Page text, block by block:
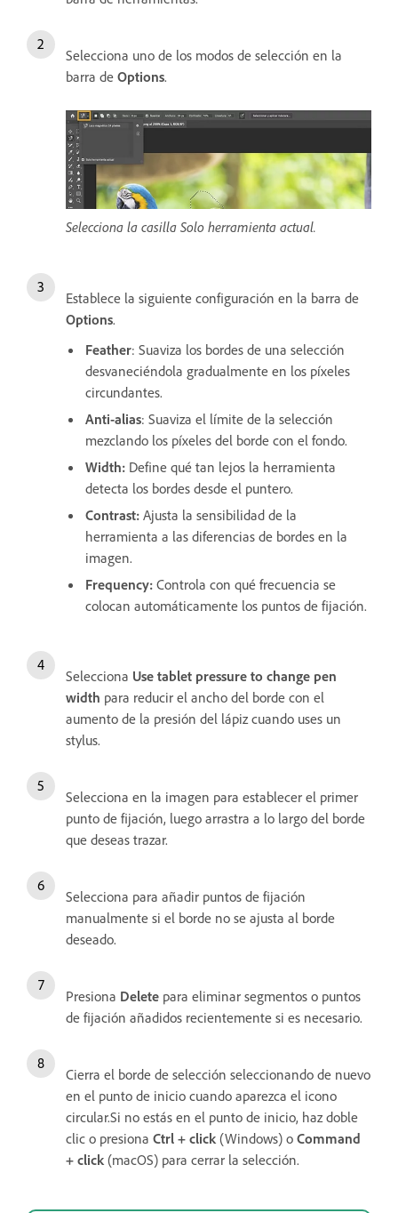
Selecciona uno de los modos de selección en la
barra de Options.
Selecciona la casilla Solo herramienta actual.
Establece la siguiente configuración en la barra de
Options.
Feather: Suaviza los bordes de una selección
desvaneciéndola gradualmente en los píxeles
circundantes.
Anti-alias: Suaviza el límite de la selección
mezclando los píxeles del borde con el fondo.
Width: Define qué tan lejos la herramienta
detecta los bordes desde el puntero.
Contrast: Ajusta la sensibilidad de la
herramienta a las diferencias de bordes en la
imagen.
Frequency: Controla con qué frecuencia se
colocan automáticamente los puntos de fijación.
Selecciona Use tablet pressure to change pen
width para reducir el ancho del borde con el
aumento de la presión del lápiz cuando uses un
stylus.
Selecciona en la imagen para establecer el primer
punto de fijación, luego arrastra a lo largo del borde
que deseas trazar.
Selecciona para añadir puntos de fijación
manualmente si el borde no se ajusta al borde
deseado.
Presiona Delete para eliminar segmentos o puntos
de fijación añadidos recientemente si es necesario.
Cierra el borde de selección seleccionando de nuevo
en el punto de inicio cuando aparezca el icono
circular.Si no estás en el punto de inicio, haz doble
clic o presiona Ctrl + click (Windows) o Command
+ click (macOS) para cerrar la selección.